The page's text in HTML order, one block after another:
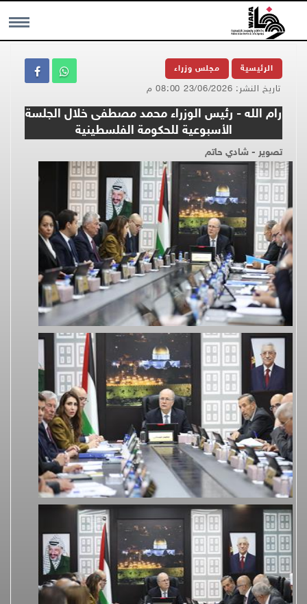
MENU الرئيسية مجلس وزراء
تاريخ النشر: 23/06/2026 08:00 م
رام الله - رئيس الوزراء محمد مصطفى خلال الجلسة
الأسبوعية للحكومة الفلسطينية
تصوير - شادي حاتم